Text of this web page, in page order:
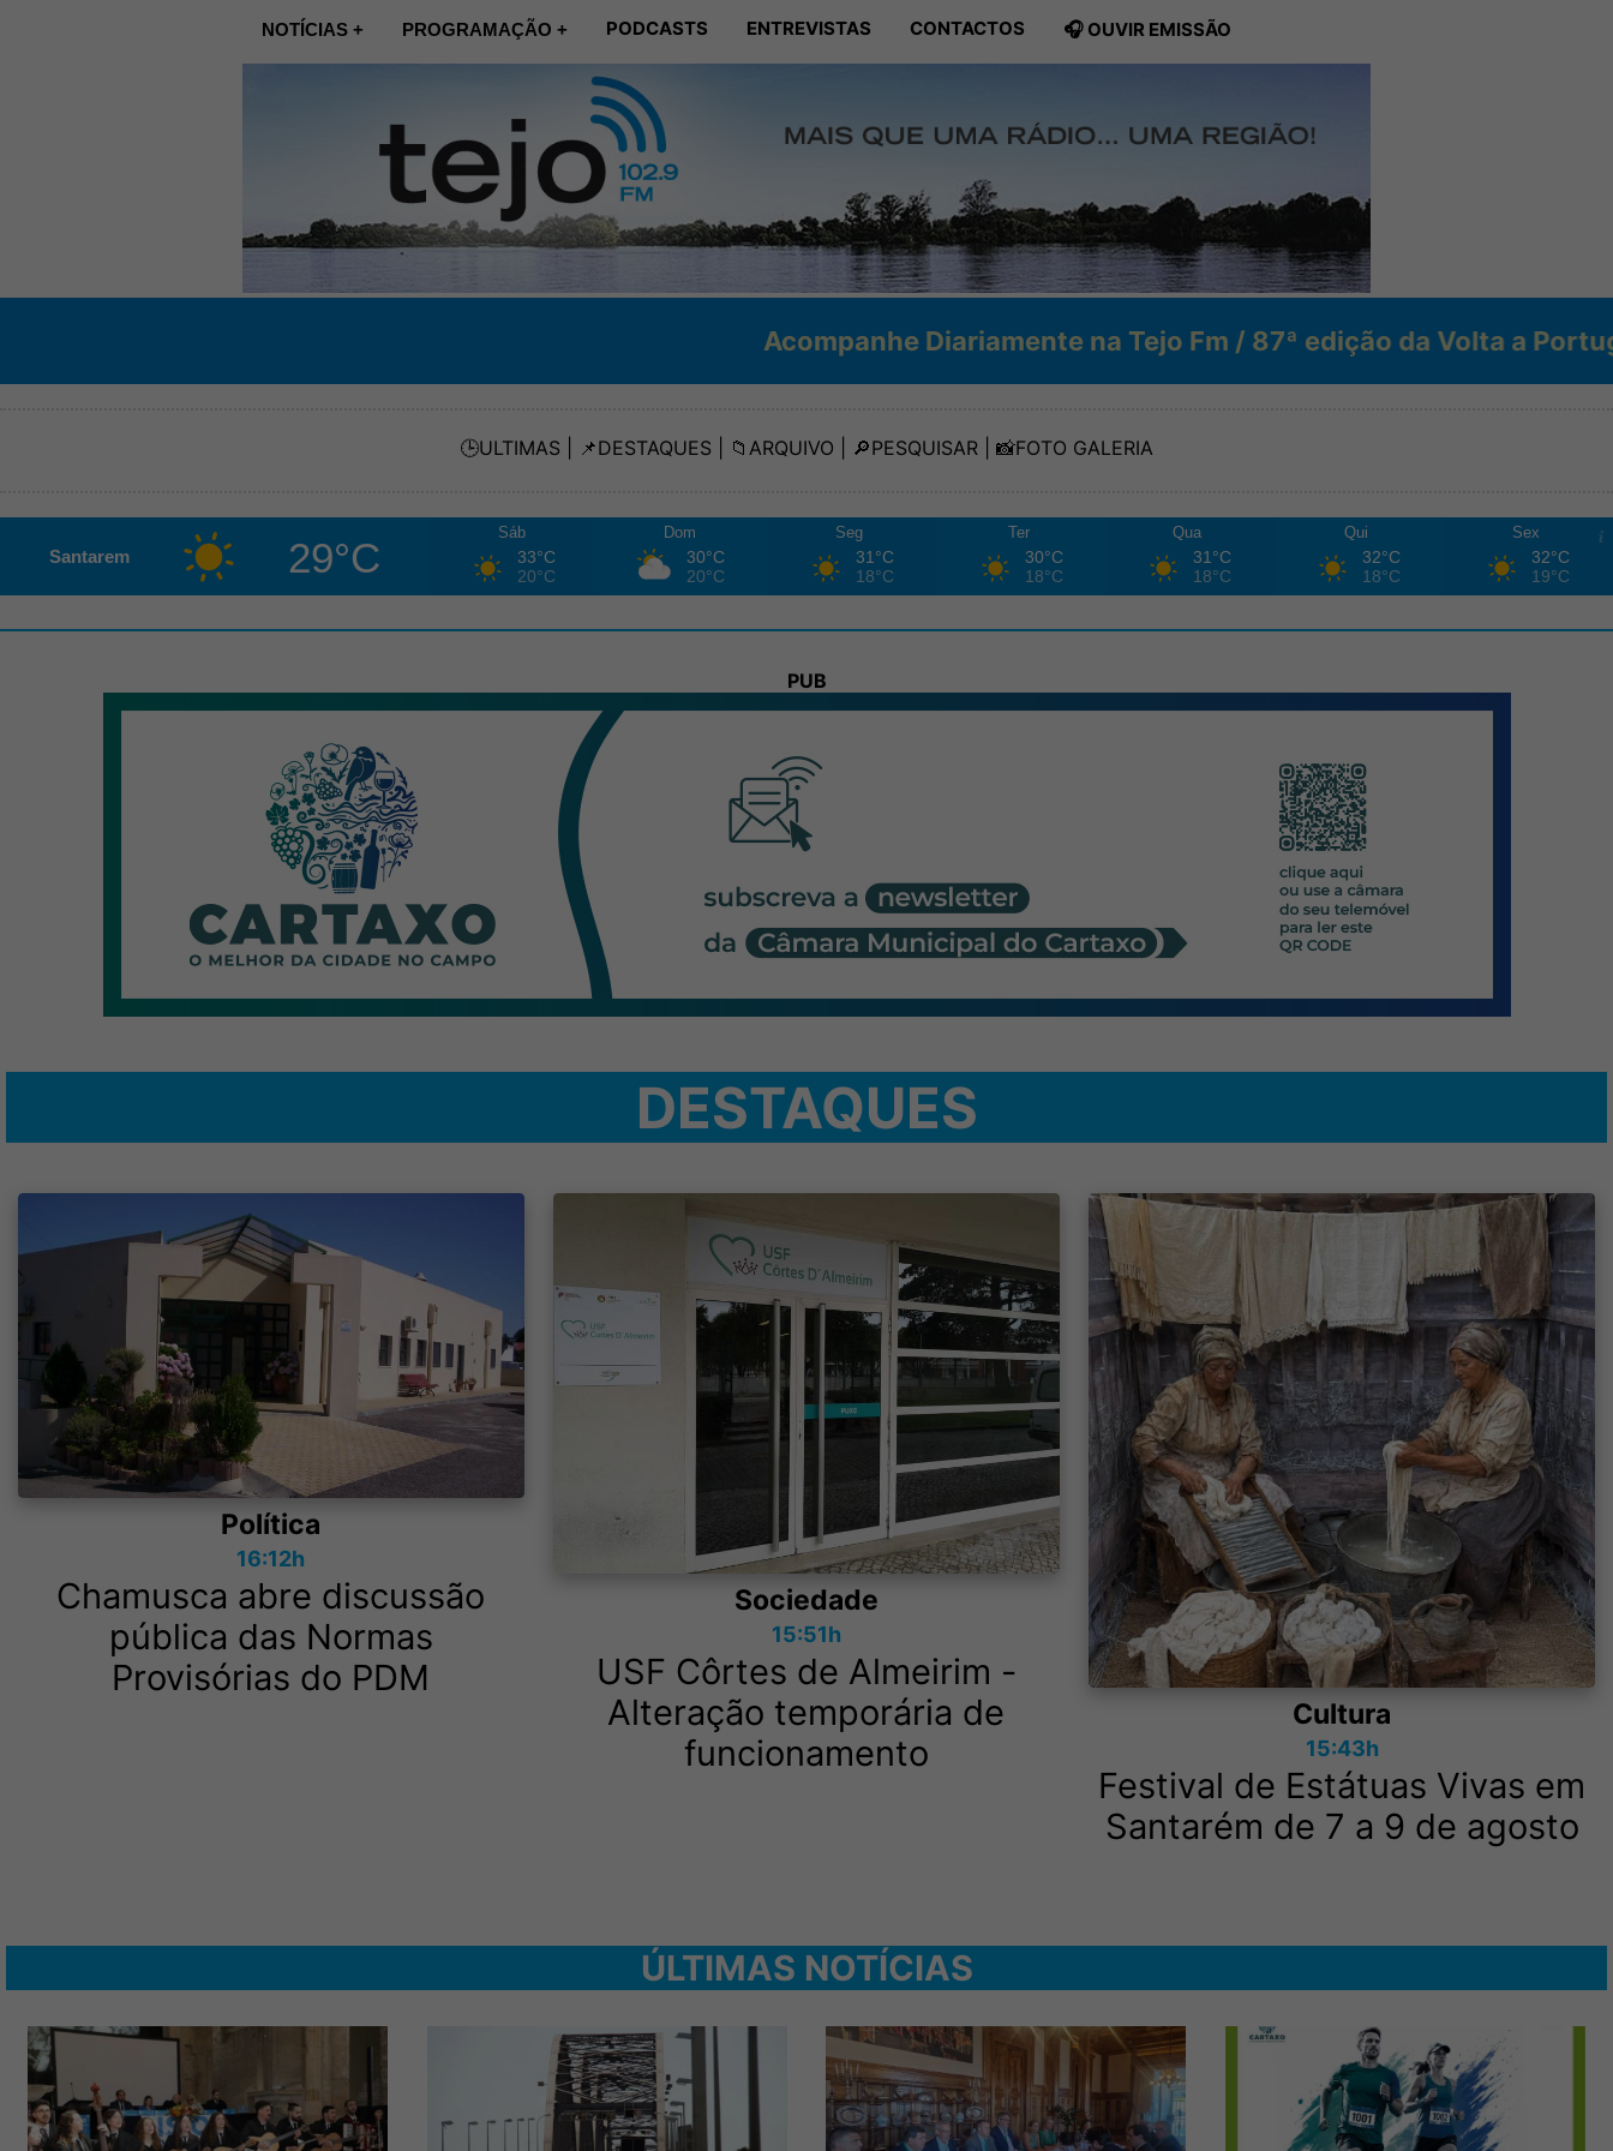
NOTÍCIAS + PROGRAMAÇÃO + PODCASTS ENTREVISTAS CONTACTOS 🎧 OUVIR EMISSÃO
Acompanhe Diariamente na Tejo Fm / 87ª edição da Volta a Portugal em
🕒ULTIMAS | 📌DESTAQUES | 📁 ARQUIVO | 🔎PESQUISAR | 📸FOTO GALERIA
Santarem 29°C
Sáb
33°C
20°C
Dom
30°C
20°C
Seg
31°C
18°C
Ter
30°C
18°C
Qua
31°C
18°C
Qui
32°C
18°C
Sex
32°C
19°C
PUB
DESTAQUES
Política
16:12h
Chamusca abre discussão
pública das Normas
Provisórias do PDM
Sociedade
15:51h
USF Côrtes de Almeirim -
Alteração temporária de
funcionamento
Cultura
15:43h
Festival de Estátuas Vivas em
Santarém de 7 a 9 de agosto
ÚLTIMAS NOTÍCIAS